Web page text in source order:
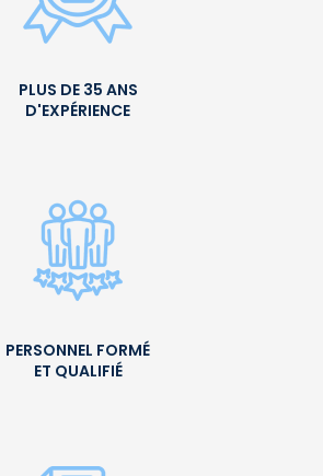
PLUS DE 35 ANS
D'EXPÉRIENCE
PERSONNEL FORMÉ
ET QUALIFIÉ